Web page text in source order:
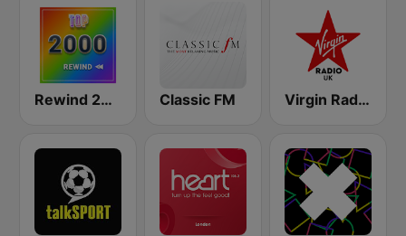
Rewind 2000's Classic FM Virgin Radio UK